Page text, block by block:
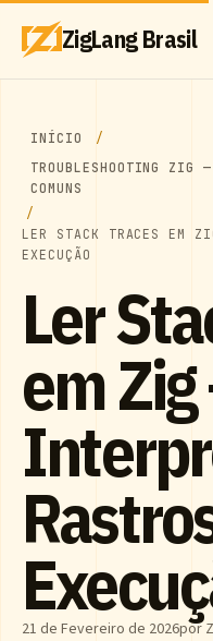
ZigLang Brasil
INÍCIO
TROUBLESHOOTING ZIG
COMUNS
LER STACK TRACES EM
EXECUÇÃO
Ler
em
21 de Fevereiro de 2026por